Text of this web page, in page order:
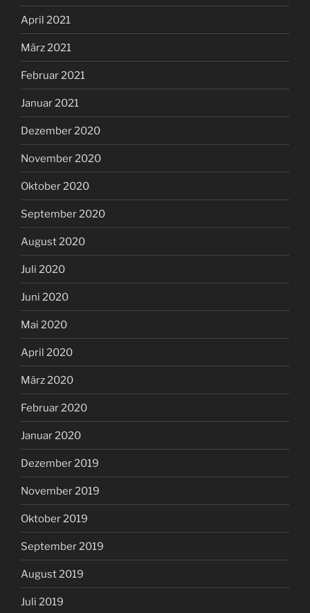
April 2021
März 2021
Februar 2021
Januar 2021
Dezember 2020
November 2020
Oktober 2020
September 2020
August 2020
Juli 2020
Juni 2020
Mai 2020
April 2020
März 2020
Februar 2020
Januar 2020
Dezember 2019
November 2019
Oktober 2019
September 2019
August 2019
Juli 2019